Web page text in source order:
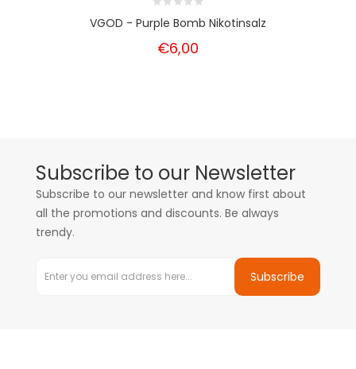
VGOD - Purple Bomb Nikotinsalz
€6,00
Subscribe to our Newsletter
Subscribe to our newsletter and know first about
all the promotions and discounts. Be always
trendy.
Subscribe